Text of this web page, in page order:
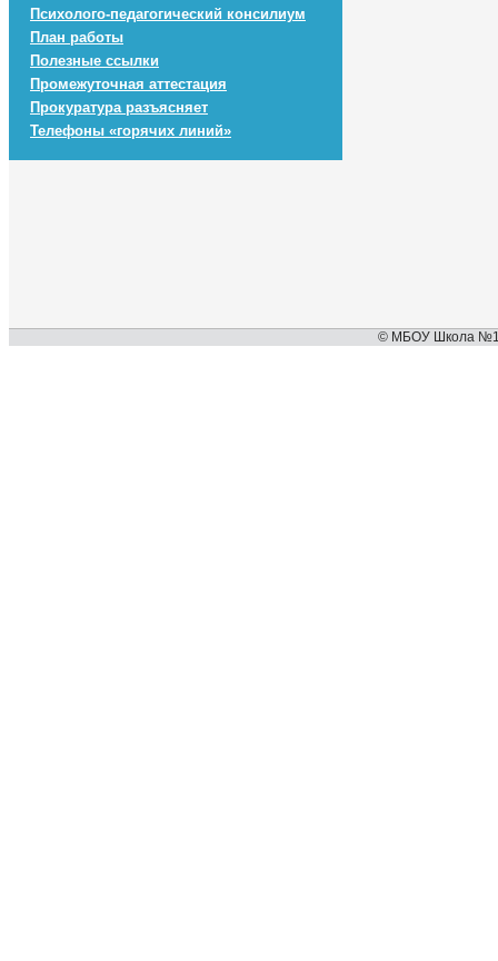
Психолого-педагогический консилиум
План работы
Полезные ссылки
Промежуточная аттестация
Прокуратура разъясняет
Телефоны «горячих линий»
© МБОУ Школа